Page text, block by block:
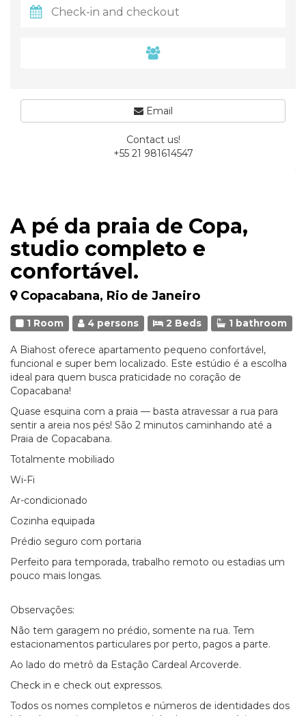
A pé da praia de Copa,
studio completo e
confortável.
Copacabana, Rio de Janeiro
1 Room 4 persons 2 Beds 1 bathroom
A Biahost oferece apartamento pequeno confortável,
funcional e super bem localizado. Este estúdio é a escolha
ideal para quem busca praticidade no coração de
Copacabana!
Quase esquina com a praia — basta atravessar a rua para
sentir a areia nos pés! São 2 minutos caminhando até a
Praia de Copacabana.
Totalmente mobiliado
Wi-Fi
Ar-condicionado
Cozinha equipada
Prédio seguro com portaria
Perfeito para temporada, trabalho remoto ou estadias um
pouco mais longas.
Observações:
Não tem garagem no prédio, somente na rua. Tem
estacionamentos particulares por perto, pagos a parte.
Ao lado do metrô da Estação Cardeal Arcoverde.
Check in e check out expressos.
Todos os nomes completos e números de identidades dos
Email
Contact us!
+55 21 981614547